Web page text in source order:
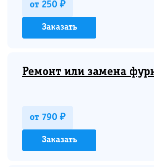
от 250 ₽
Заказать
Ремонт или замена
от 790 ₽
Заказать